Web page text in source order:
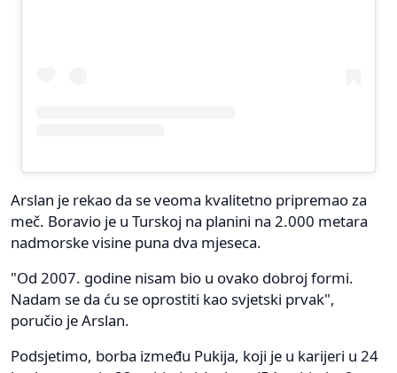
Arslan je rekao da se veoma kvalitetno pripremao za
meč. Boravio je u Turskoj na planini na 2.000 metara
nadmorske visine puna dva mjeseca.
"Od 2007. godine nisam bio u ovako dobroj formi.
Nadam se da ću se oprostiti kao svjetski prvak",
poručio je Arslan.
Podsjetimo, borba između Pukija, koji je u karijeri u 24